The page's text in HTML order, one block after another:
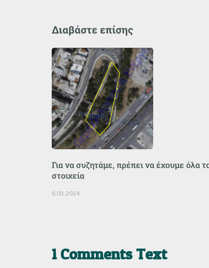
Διαβάστε επίσης
Για να συζητάμε, πρέπει να έχουμε όλα
στοιχεία
8.03.2024
1 Comments Text